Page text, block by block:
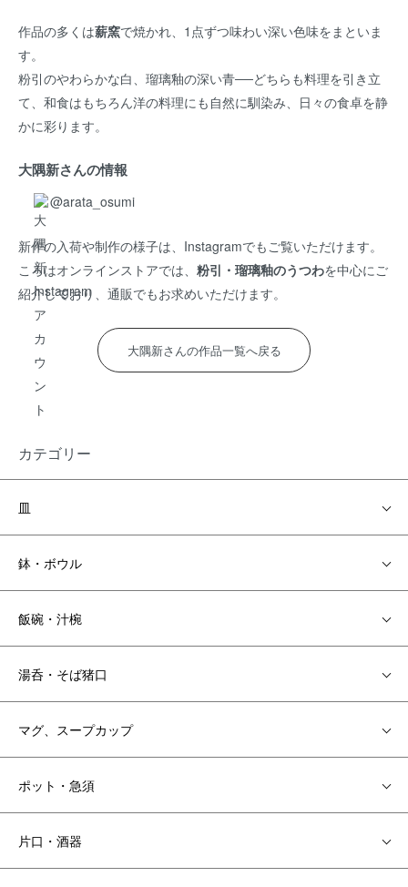
作品の多くは薪窯で焼かれ、1点ずつ味わい深い色味をまといま
す。
粉引のやわらかな白、瑠璃釉の深い青──どちらも料理を引き立
て、和食はもちろん洋の料理にも自然に馴染み、日々の食卓を静
かに彩ります。
大隅新さんの情報
@arata_osumi
新作の入荷や制作の様子は、Instagramでもご覧いただけます。
ころはオンラインストアでは、 粉引・瑠璃釉のうつわを中心にご
紹介しており、通販でもお求めいただけます。
大隅新さんの作品一覧へ戻る
カテゴリー
皿
鉢・ボウル
飯碗・汁椀
湯呑・そば猪口
マグ、スープカップ
ポット・急須
片口・酒器